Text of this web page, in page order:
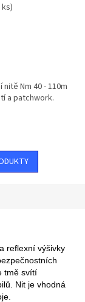
Nm 40 - 110m
a patchwork.
reflexní výšivky
tmě svítí
Nit je vhodná